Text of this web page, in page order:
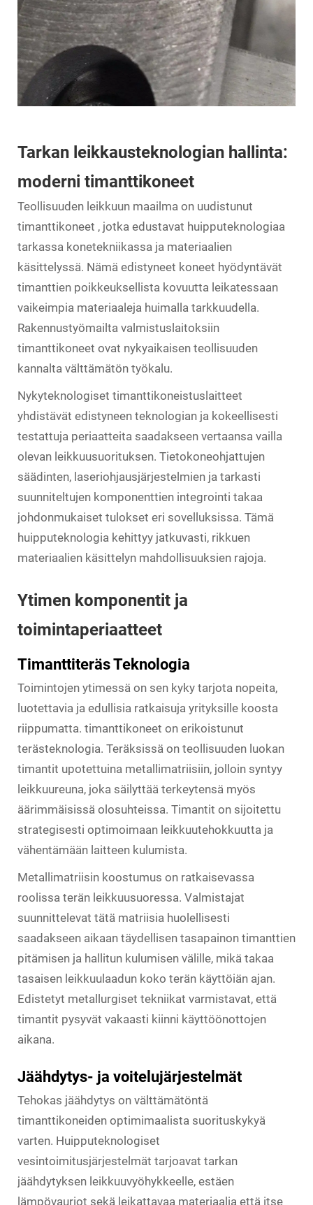
Tarkan leikkausteknologian hallinta:
moderni timanttikoneet
Teollisuuden leikkuun maailma on uudistunut
timanttikoneet , jotka edustavat huipputeknologiaa
tarkassa konetekniikassa ja materiaalien
käsittelyssä. Nämä edistyneet koneet hyödyntävät
timanttien poikkeuksellista kovuutta leikatessaan
vaikeimpia materiaaleja huimalla tarkkuudella.
Rakennustyömailta valmistuslaitoksiin
timanttikoneet ovat nykyaikaisen teollisuuden
kannalta välttämätön työkalu.
Nykyteknologiset timanttikoneistuslaitteet
yhdistävät edistyneen teknologian ja kokeellisesti
testattuja periaatteita saadakseen vertaansa vailla
olevan leikkuusuorituksen. Tietokoneohjattujen
säädinten, laseriohjausjärjestelmien ja tarkasti
suunniteltujen komponenttien integrointi takaa
johdonmukaiset tulokset eri sovelluksissa. Tämä
huipputeknologia kehittyy jatkuvasti, rikkuen
materiaalien käsittelyn mahdollisuuksien rajoja.
Ytimen komponentit ja
toimintaperiaatteet
Timanttiteräs Teknologia
Toimintojen ytimessä on sen kyky tarjota nopeita,
luotettavia ja edullisia ratkaisuja yrityksille koosta
riippumatta. timanttikoneet on erikoistunut
terästeknologia. Teräksissä on teollisuuden luokan
timantit upotettuina metallimatriisiin, jolloin syntyy
leikkuureuna, joka säilyttää terkeytensä myös
äärimmäisissä olosuhteissa. Timantit on sijoitettu
strategisesti optimoimaan leikkuutehokkuutta ja
vähentämään laitteen kulumista.
Metallimatriisin koostumus on ratkaisevassa
roolissa terän leikkuusuoressa. Valmistajat
suunnittelevat tätä matriisia huolellisesti
saadakseen aikaan täydellisen tasapainon timanttien
pitämisen ja hallitun kulumisen välille, mikä takaa
tasaisen leikkuulaadun koko terän käyttöiän ajan.
Edistetyt metallurgiset tekniikat varmistavat, että
timantit pysyvät vakaasti kiinni käyttöönottojen
aikana.
Jäähdytys- ja voitelujärjestelmät
Tehokas jäähdytys on välttämätöntä
timanttikoneiden optimimaalista suorituskykyä
varten. Huipputeknologiset
vesintoimitusjärjestelmät tarjoavat tarkan
jäähdytyksen leikkuuvyöhykkeelle, estäen
lämpövauriot sekä leikattavaa materiaalia että itse